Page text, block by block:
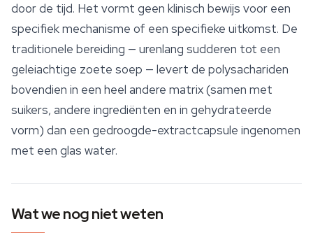
door de tijd. Het vormt geen klinisch bewijs voor een
specifiek mechanisme of een specifieke uitkomst. De
traditionele bereiding — urenlang sudderen tot een
geleiachtige zoete soep — levert de polysachariden
bovendien in een heel andere matrix (samen met
suikers, andere ingrediënten en in gehydrateerde
vorm) dan een gedroogde-extractcapsule ingenomen
met een glas water.
Wat we nog niet weten